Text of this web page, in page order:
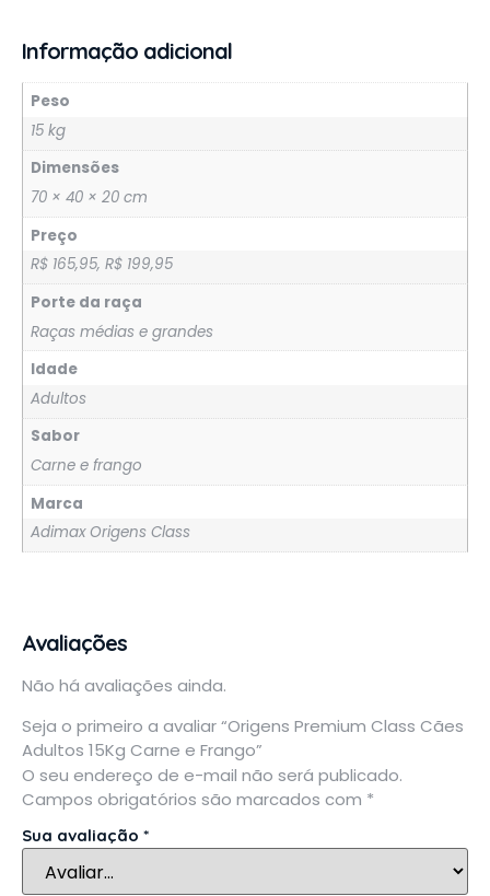
Informação adicional
Peso
15 kg
Dimensões
70 × 40 × 20 cm
Preço
R$ 165,95, R$ 199,95
Porte da raça
Raças médias e grandes
Idade
Adultos
Sabor
Carne e frango
Marca
Adimax Origens Class
Avaliações
Não há avaliações ainda.
Seja o primeiro a avaliar “Origens Premium Class Cães
Adultos 15Kg Carne e Frango”
O seu endereço de e-mail não será publicado.
Campos obrigatórios são marcados com *
Sua avaliação *